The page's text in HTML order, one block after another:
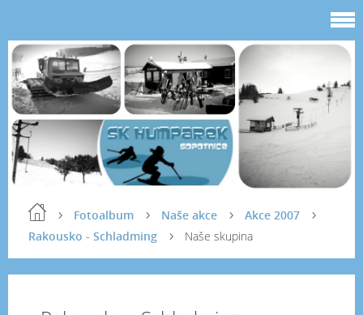
Fotoalbum Naše akce
Akce 2007
Rakousko - Schladming
Naše skupina